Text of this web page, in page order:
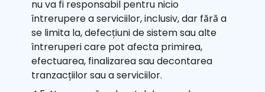
nu va fi responsabil pentru nicio
întrerupere a serviciilor, inclusiv, dar fără a
se limita la, defecțiuni de sistem sau alte
întreruperi care pot afecta primirea,
efectuarea, finalizarea sau decontarea
tranzacțiilor sau a serviciilor.